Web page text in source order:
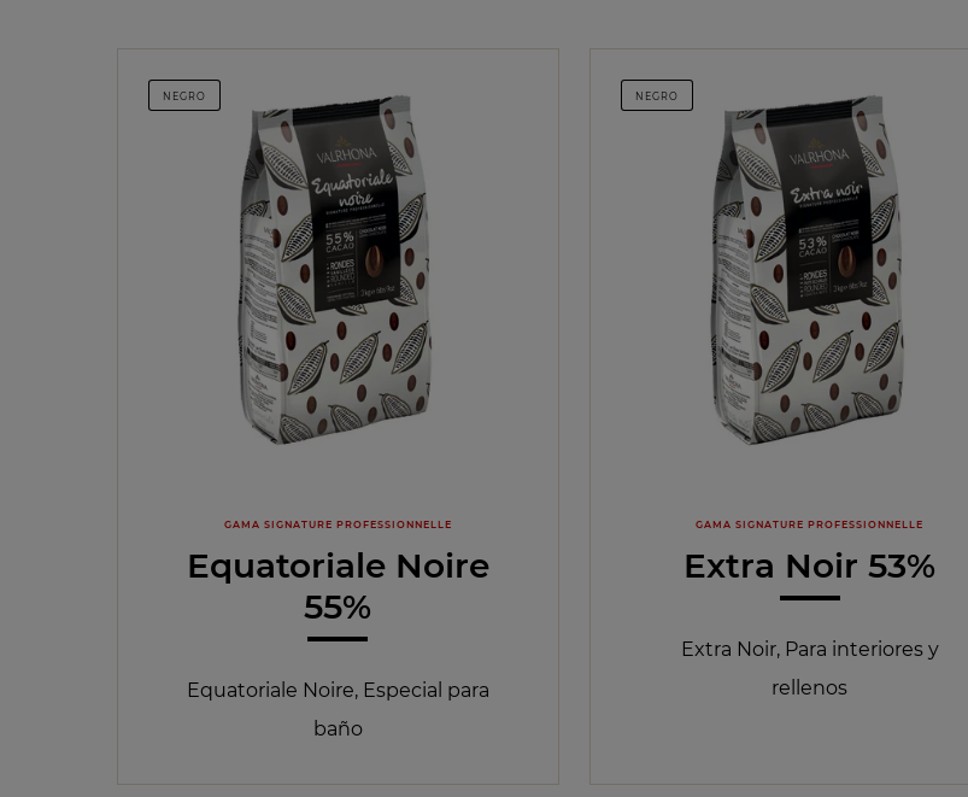
NEGRO
GAMA SIGNATURE PROFESSIONNELLE
Equatoriale Noire
55%
Equatoriale Noire, Especial para
baño
NEGRO
GAMA SIGNATURE PROFESSIONNELLE
Extra Noir 53%
Extra Noir, Para interiores y
rellenos